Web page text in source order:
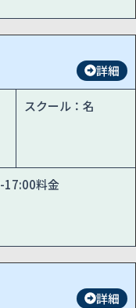
詳細
スクール：名
17:00料金
詳細